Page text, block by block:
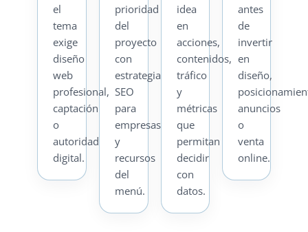
el
tema
exige
diseño
web
profesional,
captación
o
autoridad
digital.
prioridad
del
proyecto
con
estrategia
SEO
para
empresas
y
recursos
del
menú.
idea
en
acciones,
contenidos,
tráfico
y
métricas
que
permitan
decidir
con
datos.
antes
de
invertir
en
diseño,
anuncios
o
venta
online.